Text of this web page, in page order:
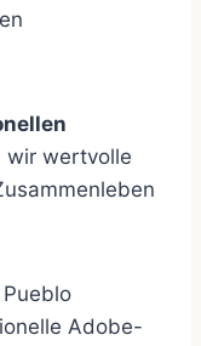
wir wertvolle
Pueblo
Adobe-